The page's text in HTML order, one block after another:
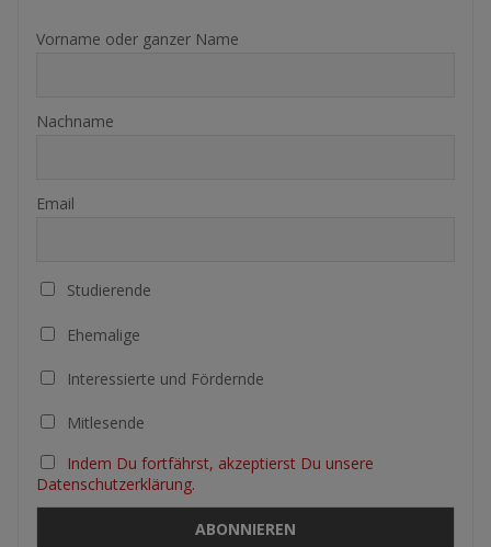
Vorname oder ganzer Name
Nachname
Email
Studierende
Ehemalige
Interessierte und Fördernde
Mitlesende
Indem Du fortfährst, akzeptierst Du unsere
Datenschutzerklärung.